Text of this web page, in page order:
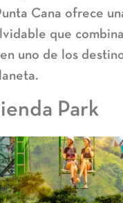
Cana ofrece
que
uno de los
Park